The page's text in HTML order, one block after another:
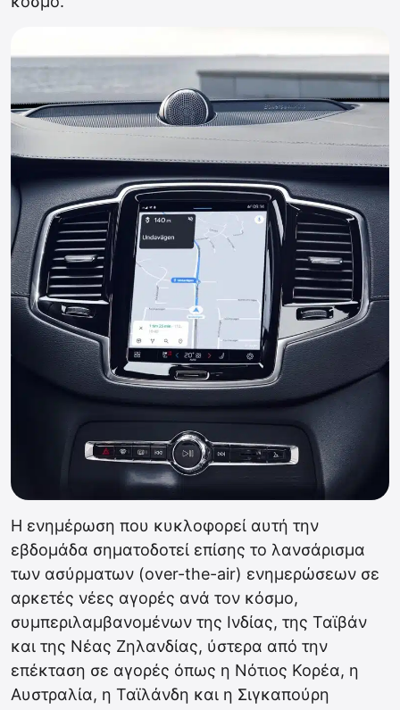
Η ενημέρωση που κυκλοφορεί αυτή την
εβδομάδα σηματοδοτεί επίσης το λανσάρισμα
των ασύρματων (over-the-air) ενημερώσεων σε
αρκετές νέες αγορές ανά τον κόσμο,
συμπεριλαμβανομένων της Ινδίας, της Ταϊβάν
και της Νέας Ζηλανδίας, ύστερα από την
επέκταση σε αγορές όπως η Νότιος Κορέα, η
Αυστραλία, η Ταϊλάνδη και η Σιγκαπούρη